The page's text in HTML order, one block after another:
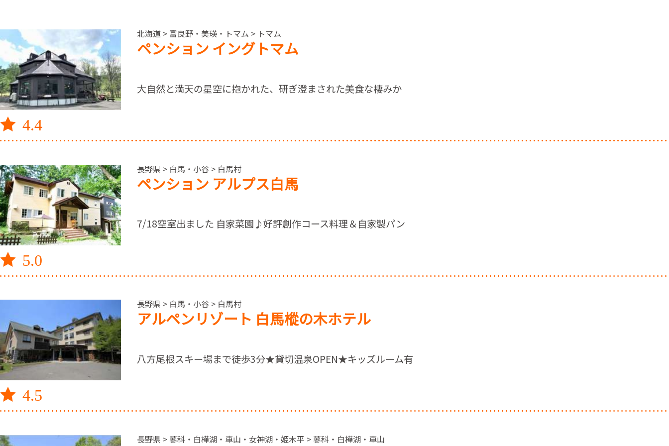
4.4
北海道 > 富良野・美瑛・トマム > トマム
ペンション イングトマム
大自然と満天の星空に抱かれた、研ぎ澄まされた美食な棲みか
5.0
長野県 > 白馬・小谷 > 白馬村
ペンション アルプス白馬
7/18空室出ました 自家菜園♪好評創作コース料理＆自家製パン
4.5
長野県 > 白馬・小谷 > 白馬村
アルペンリゾート 白馬樅の木ホテル
八方尾根スキー場まで徒歩3分★貸切温泉OPEN★キッズルーム有
長野県 > 蓼科・白樺湖・車山・女神湖・姫木平 > 蓼科・白樺湖・車山